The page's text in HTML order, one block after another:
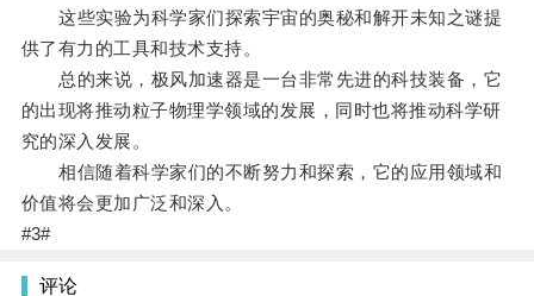
这些实验为科学家们探索宇宙的奥秘和解开未知之谜提
供了有力的工具和技术支持。
总的来说，极风加速器是一台非常先进的科技装备，它
的出现将推动粒子物理学领域的发展，同时也将推动科学研
究的深入发展。
相信随着科学家们的不断努力和探索，它的应用领域和
价值将会更加广泛和深入。
#3#
评论